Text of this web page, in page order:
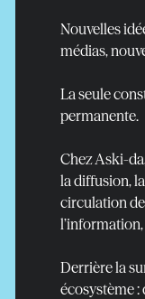
Nouvelles
médias,
La seule
permanente.
Chez Aski-
la diffusion,
circulation
l’information,
Derrière la
écosystème :